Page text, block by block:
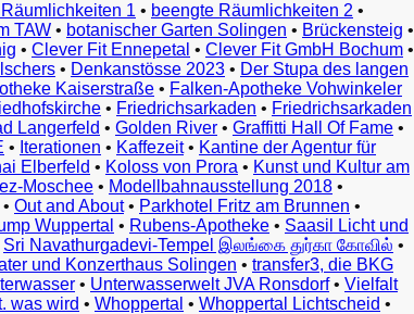
1 • beengte Räumlichkeiten 2 •
TAW • botanischer Garten Solingen • Brückensteig •
• Clever Fit Ennepetal • Clever Fit GmbH Bochum •
• Denkanstösse 2023 • Der Stupa des langen
Kaiserstraße • Falken-Apotheke Vohwinkeler
• Friedrichsarkaden • Friedrichsarkaden
Langerfeld • Golden River • Graffitti Hall Of Fame •
• Iterationen • Kaffezeit• Kantine der Agentur für
Elberfeld • Koloss von Prora • Kunst und Kultur am
Moschee • Modellbahnausstellung 2018 •
• Out and About• Parkhotel Fritz am Brunnen •
Wuppertal • Rubens-Apotheke • Saasil Licht und
Sri Navathurgadevi-Tempel இலங்கை துர்கா கோவில் •
und Konzerthaus Solingen • transfer3, die BKG
• Unterwasserwelt JVA Ronsdorf• Vielfalt
was wird • Whoppertal • Whoppertal Lichtscheid •